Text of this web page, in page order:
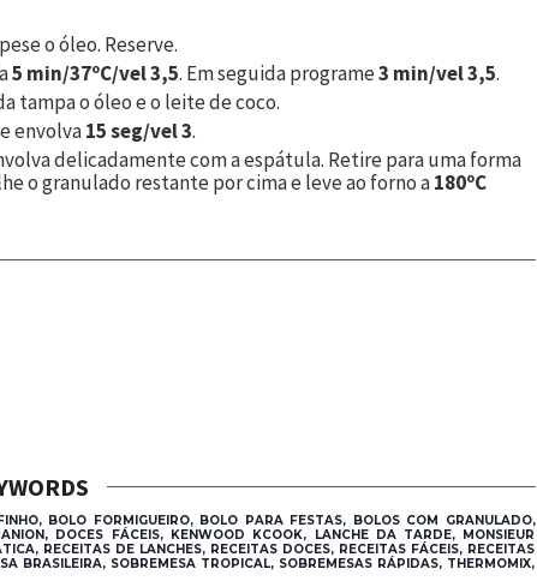
o óleo. Reserve.
5 min/37ºC/vel 3,5. Em seguida programe3 min/vel 3,5.
tampa o óleo e o leite de coco.
envolva15 seg/vel 3.
delicadamente com a espátula. Retire para uma forma
o granulado restante por cima e leve ao forno a180ºC
BOLO FORMIGUEIRO, BOLO PARA FESTAS, BOLOS COM GRANULADO,
DOCES FÁCEIS, KENWOOD KCOOK, LANCHE DA TARDE, MONSIEUR
RECEITAS DE LANCHES, RECEITAS DOCES, RECEITAS FÁCEIS, RECEITAS
BRASILEIRA, SOBREMESA TROPICAL, SOBREMESAS RÁPIDAS, THERMOMIX,